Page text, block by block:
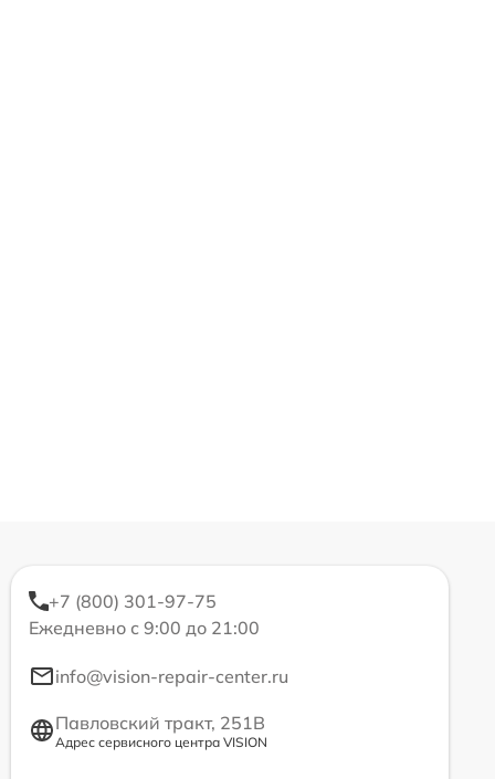
+7 (800) 301-97-75
Ежедневно с 9:00 до 21:00
info@vision-repair-center.ru
Павловский тракт, 251В
Адрес сервисного центра VISION